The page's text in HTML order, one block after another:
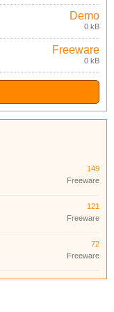
Demo
0 kB
Freeware
0 kB
149
Freeware
121
Freeware
72
Freeware